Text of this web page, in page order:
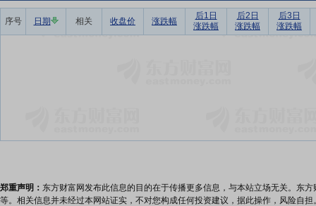
序号 日期 相关 收盘价 涨跌幅
后1日
涨跌幅
后2日
涨跌幅
后3日
涨跌幅
郑重声明： 东方财富网发布此信息的目的在于传播更多信息，与本站立场无关。东
等。相关信息并未经过本网站证实，不对您构成任何投资建议，据此操作，风险自担